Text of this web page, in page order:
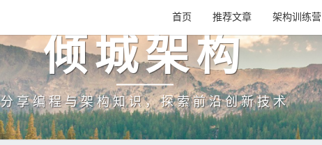
首页 推荐文章 架构训练营
倾城架构
分享编程与架构知识，探索前沿创新技术